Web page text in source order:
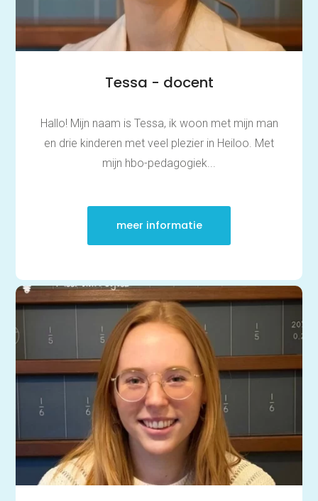
Contact
Over ons
FAQ
Scholen en
zorginstellingen
Download de App
voorbereiden
Medisch rekenen
Training
Studievaardigheden,
planning & motivatie
Concentratie verbeteren
met neurofeedback | ADHD
& ADD
Overprikkeling
verminderen met
voorbereiding voor de
middelbare school
Rekenen
Spelling
Technisch lezen
Begrijpend lezen
Intelligentie
Leerpotentie
Leerstrategieën
Beroepskeuzetest
Tessa - docent
Hallo! Mijn naam is Tessa, ik woon met mijn man
en drie kinderen met veel plezier in Heiloo. Met
mijn hbo-pedagogiek...
meer informatie